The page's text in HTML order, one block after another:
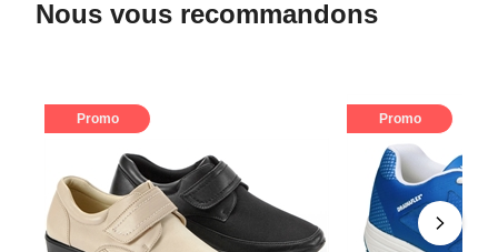
Nous vous recommandons
Promo Promo